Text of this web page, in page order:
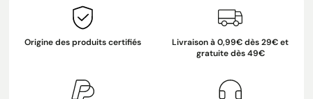
Origine des produits certifiés
Livraison à 0,99€ dès 29€ et
gratuite dès 49€